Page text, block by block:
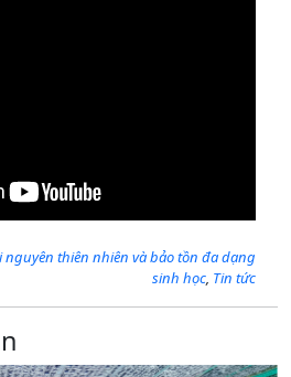
nguyên thiên nhiên và bảo tồn đa dạng
sinh học, Tin tức